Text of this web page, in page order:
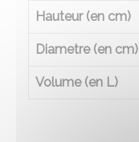
Hauteur (en cm)
Diametre (en cm)
Volume (en L)